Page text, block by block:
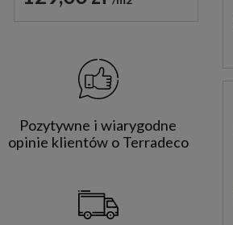
Pozytywne i wiarygodne
opinie klientów o Terradeco